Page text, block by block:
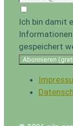
Ich bin damit
gespeichert
Abonnieren